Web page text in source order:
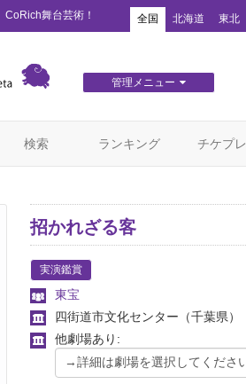
舞台芸術！ 全国 北海道 東北
管理メニュー
検索 ランキング チケプレ
招かれざる客
実演鑑賞
東宝
四街道市文化センター （千葉県）
他劇場あり: